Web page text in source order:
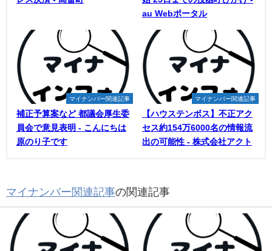
au Webポータル
マイナンバー関連記事
補正予算案など 都議会厚生委
員会で意見表明 - こんにちは
原のり子です
マイナンバー関連記事
【ハウステンボス】不正アク
セス約154万6000名の情報流
出の可能性 - 株式会社アクト
マイナンバー関連記事の関連記事